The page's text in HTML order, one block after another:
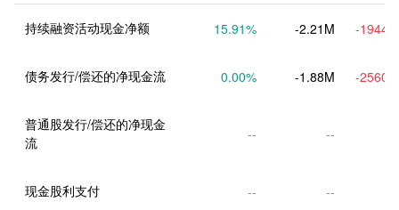
持续融资活动现金净额 15.91% -2.21M -
债务发行/偿还的净现金流 0.00% -1.88M -
普通股发行/偿还的净现金
流
-- --
现金股利支付 -- --